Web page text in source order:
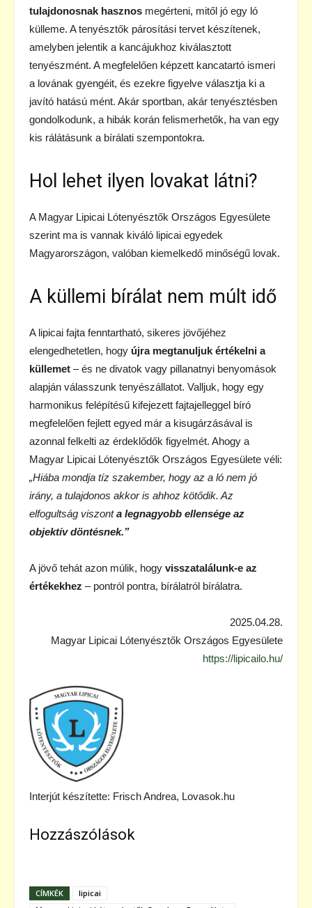
tulajdonosnak hasznos megérteni, mitől jó egy ló
külleme. A tenyésztők párosítási tervet készítenek,
amelyben jelentik a kancájukhoz kiválasztott
tenyészmént. A megfelelően képzett kancatartó ismeri
a lovának gyengéit, és ezekre figyelve választja ki a
javító hatású mént. Akár sportban, akár tenyésztésben
gondolkodunk, a hibák korán felismerhetők, ha van egy
kis rálátásunk a bírálati szempontokra.
Hol lehet ilyen lovakat látni?
A Magyar Lipicai Lótenyésztők Országos Egyesülete
szerint ma is vannak kiváló lipicai egyedek
Magyarországon, valóban kiemelkedő minőségű lovak.
A küllemi bírálat nem múlt idő
A lipicai fajta fenntartható, sikeres jövőjéhez
elengedhetetlen, hogy újra megtanuljuk értékelni a
küllemet – és ne divatok vagy pillanatnyi benyomások
alapján válasszunk tenyészállatot. Valljuk, hogy egy
harmonikus felépítésű kifejezett fajtajelleggel bíró
megfelelően fejlett egyed már a kisugárzásával is
azonnal felkelti az érdeklődők figyelmét. Ahogy a
Magyar Lipicai Lótenyésztők Országos Egyesülete véli:
„Hiába mondja tíz szakember, hogy az a ló nem jó
irány, a tulajdonos akkor is ahhoz kötődik. Az
elfogultság viszonta legnagyobb ellensége az
objektív döntésnek.”
A jövő tehát azon múlik, hogy visszatalálunk-e az
értékekhez – pontról pontra, bírálatról bírálatra.
2025.04.28.
Magyar Lipicai Lótenyésztők Országos Egyesülete
https://lipicailo.hu/
Interjút készítette: Frisch Andrea, Lovasok.hu
Hozzászólások
CÍMKÉK
lipicai